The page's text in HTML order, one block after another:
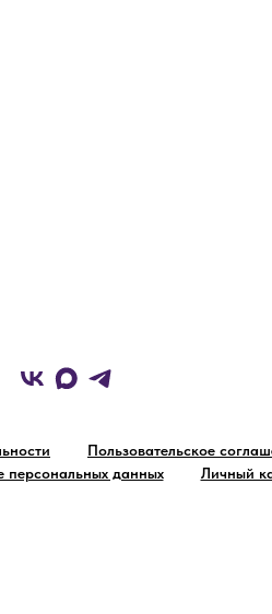
Пользовательское
персональных данных
Личный